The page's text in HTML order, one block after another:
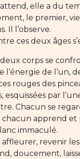
elle a du
le premier,
Il l’observe.
ces deux âges
deux corps se
de l’un,
rouges des
esquissées par
Chacun se
chacun apprend et
immaculé.
affleurer, revenir
doucement,